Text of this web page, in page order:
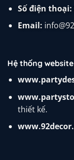
Số điện thoại:
Email:
Hệ thống
thiết kế.